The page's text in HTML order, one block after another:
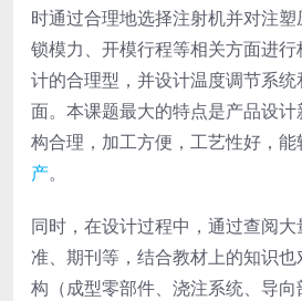
时通过合理地选择注射机并对注塑
锁模力、开模行程等相关方面进
计的合理型，并设计温度调节系
面。本课题最大的特点是产品设
构合理，加工方便，工艺性好，
产。
同时，在设计过程中，通过查阅
准、期刊等，结合教材上的知识
构（成型零部件、浇注系统、导